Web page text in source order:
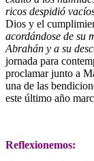
ricos despidió
Dios y el
acordándose de su
Abrahán y a su
jornada para
proclamar junto a
una de las
este último año
Reflexionemos: